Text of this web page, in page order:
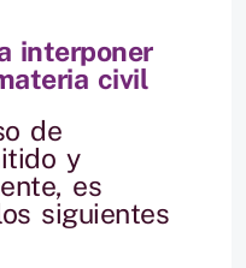
interponer
civil
de
y
es
siguientes